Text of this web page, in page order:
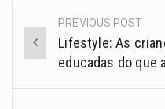
PREVIOUS POST
Lifestyle: As
educadas do que